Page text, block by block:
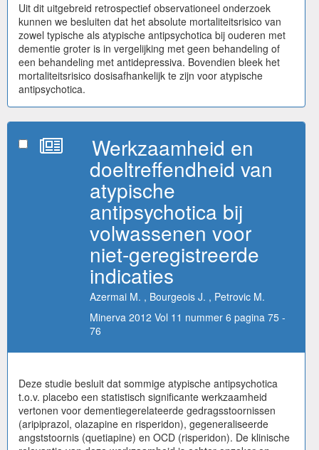
Uit dit uitgebreid retrospectief observationeel onderzoek
kunnen we besluiten dat het absolute mortaliteitsrisico van
zowel typische als atypische antipsychotica bij ouderen met
dementie groter is in vergelijking met geen behandeling of
een behandeling met antidepressiva. Bovendien bleek het
mortaliteitsrisico dosisafhankelijk te zijn voor atypische
antipsychotica.
Werkzaamheid en
doeltreffendheid van
atypische
antipsychotica bij
volwassenen voor
niet-geregistreerde
indicaties
Azermai M. , Bourgeois J. , Petrovic M.
Minerva 2012 Vol 11 nummer 6 pagina 75 -
76
Deze studie besluit dat sommige atypische antipsychotica
t.o.v. placebo een statistisch significante werkzaamheid
vertonen voor dementiegerelateerde gedragsstoornissen
(aripiprazol, olazapine en risperidon), gegeneraliseerde
angststoornis (quetiapine) en OCD (risperidon). De klinische